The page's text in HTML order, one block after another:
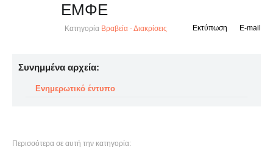
ΕΜΦΕ
Κατηγορία Βραβεία - Διακρίσεις E-mail
Εκτύπωση
Συνημμένα αρχεία:
Ενημερωτικό έντυπο
Περισσότερα σε αυτή την κατηγορία: